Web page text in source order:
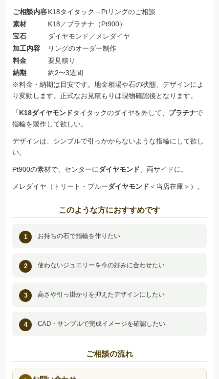
ご相談内容K18タイタック→Ptリングのご相談
素材
K18／プラチナ（Pt900）
宝石
ダイヤモンド／メレダイヤ
加工内容
リングのオーダー制作
料金
要見積り
納期
約2〜3週間
※料金・納期は目安です。地金相場や石の状態、デザインによ
り変動します。正式なお見積もりは現物確認後となります。
「K18ダイヤモンドタイタックのダイヤを外して、 プラチナで
指輪を製作して欲しい。
デザインは、シンプルで引っかからないような指輪にして欲し
い。
Pt900の素材で、センターにダイヤモンド、両サイドに。
メレダイヤ（トリート・ブルーダイヤモンド ＜当店在庫＞）。
このような方におすすめです
お持ちの石で指輪を作りたい
使わないジュエリーを今の好みに合わせたい
高さや引っ掛かりを抑えたデザインにしたい
CAD・サンプルで完成イメージを確認したい
ご相談の流れ